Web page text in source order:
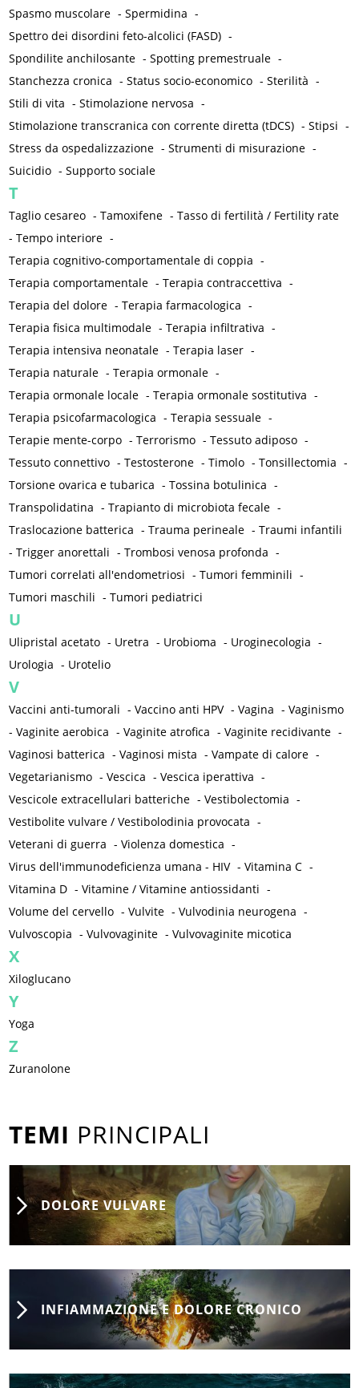
Spasmo muscolare -Spermidina -
Spettro dei disordini feto-alcolici (FASD) -
Spondilite anchilosante -Spotting premestruale -
Stanchezza cronica -Status socio-economico -Sterilità -
Stili di vita -Stimolazione nervosa -
Stimolazione transcranica con corrente diretta (tDCS) -Stipsi -
Stress da ospedalizzazione -Strumenti di misurazione -
Suicidio -Supporto sociale
T
Taglio cesareo -Tamoxifene -Tasso di fertilità / Fertility rate
-Tempo interiore -
Terapia cognitivo-comportamentale di coppia -
Terapia comportamentale -Terapia contraccettiva -
Terapia del dolore -Terapia farmacologica -
Terapia fisica multimodale -Terapia infiltrativa -
Terapia intensiva neonatale -Terapia laser -
Terapia naturale -Terapia ormonale -
Terapia ormonale locale -Terapia ormonale sostitutiva -
Terapia psicofarmacologica -Terapia sessuale -
Terapie mente-corpo -Terrorismo -Tessuto adiposo -
Tessuto connettivo -Testosterone -Timolo -Tonsillectomia -
Torsione ovarica e tubarica -Tossina botulinica -
Transpolidatina -Trapianto di microbiota fecale -
Traslocazione batterica -Trauma perineale -Traumi infantili
-Trigger anorettali -Trombosi venosa profonda -
Tumori correlati all'endometriosi -Tumori femminili -
Tumori maschili -Tumori pediatrici
U
Ulipristal acetato - Uretra - Urobioma - Uroginecologia -
Urologia - Urotelio
V
Vaccini anti-tumorali -Vaccino anti HPV -Vagina -Vaginismo
-Vaginite aerobica -Vaginite atrofica -Vaginite recidivante -
Vaginosi batterica -Vaginosi mista -Vampate di calore -
Vegetarianismo -Vescica -Vescica iperattiva -
Vescicole extracellulari batteriche -Vestibolectomia -
Vestibolite vulvare / Vestibolodinia provocata -
Veterani di guerra -Violenza domestica -
Virus dell'immunodeficienza umana - HIV -Vitamina C -
Vitamina D -Vitamine / Vitamine antiossidanti -
Volume del cervello -Vulvite -Vulvodinia neurogena -
Vulvoscopia -Vulvovaginite -Vulvovaginite micotica
X
Xiloglucano
Y
Yoga
Z
Zuranolone
TEMI PRINCIPALI
DOLORE VULVARE
INFIAMMAZIONE E DOLORE CRONICO